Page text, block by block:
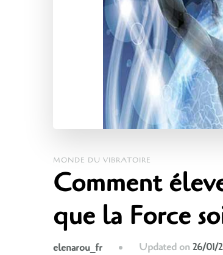
MONDE DU VIBRATOIRE
Comment
que la Force
elenarou_fr Updated on26/01/